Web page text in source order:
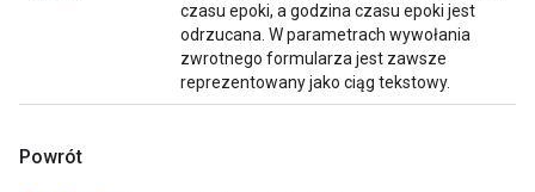
czasu epoki, a godzina czasu epoki jest
odrzucana. W parametrach wywołania
zwrotnego formularza jest zawsze
reprezentowany jako ciąg tekstowy.
Powrót